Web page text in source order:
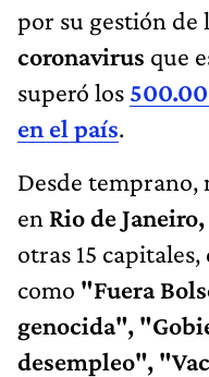
por su gestión de
coronavirus que
superó los
en el país.
Desde temprano,
en Rio de
otras 15
como "Fuera
genocida",
desempleo",